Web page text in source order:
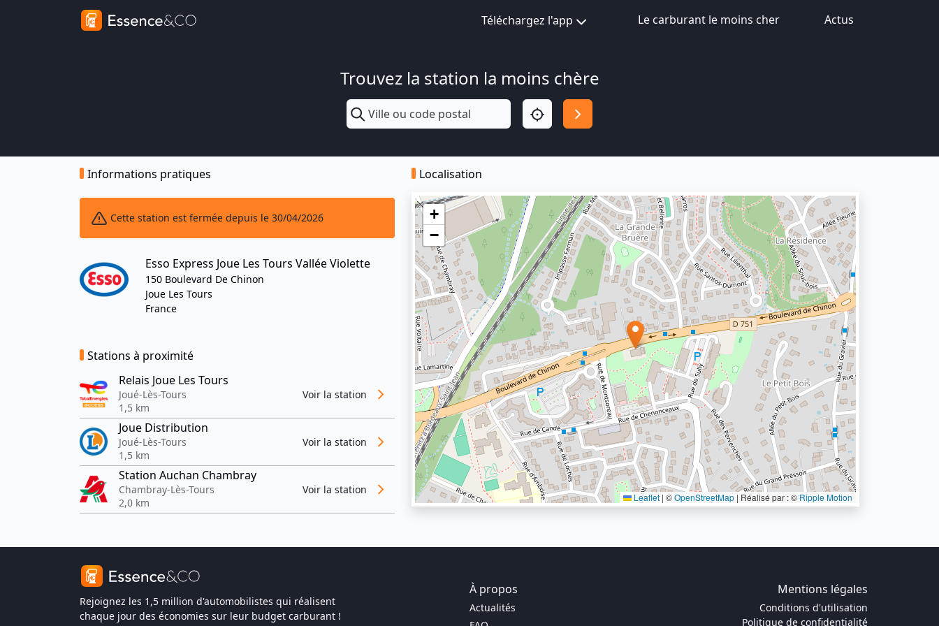
Téléchargez l'app Le carburant le moins cher Actus
Trouvez la station la moins chère
Informations pratiques
Cette station est fermée depuis le 30/04/2026
Esso Express Joue Les Tours Vallée Violette
150 Boulevard De Chinon
Joue Les Tours
France
Stations à proximité
Relais Joue Les Tours
Joué-Lès-Tours
1,5 km
Voir la station
Joue Distribution
Joué-Lès-Tours
1,5 km
Voir la station
Station Auchan Chambray
Chambray-Lès-Tours
2,0 km
Voir la station
Localisation
+
−
Leaflet | ©OpenStreetMap | Réalisé par : © Ripple Motion
Rejoignez les 1,5 million d'automobilistes qui réalisent
chaque jour des économies sur leur budget carburant !
À propos Mentions légales
Actualités
Conditions d'utilisation
Politique de confidentialité